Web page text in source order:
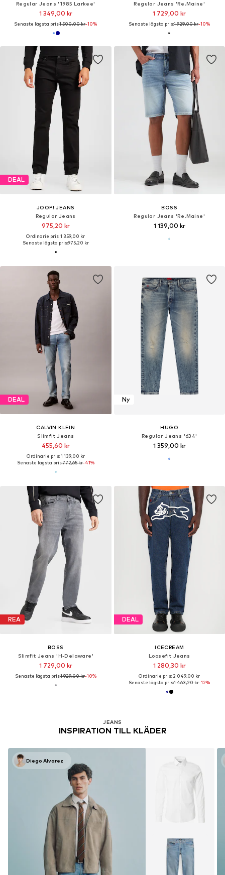
Regular Jeans '1985 Larkee'
1 349,00 kr
Senaste lägsta pris:1 500,00 kr-10%
Regular Jeans 'Re.Maine'
1 729,00 kr
Senaste lägsta pris:1 929,00 kr-10%
DEAL
JOOP! JEANS
Regular Jeans
975,20 kr
Ordinarie pris: 1 359,00 kr
Senaste lägsta pris:975,20 kr
BOSS
Regular Jeans 'Re.Maine'
1 139,00 kr
DEAL
CALVIN KLEIN
Slimfit Jeans
455,60 kr
Ordinarie pris: 1 139,00 kr
Senaste lägsta pris:772,65 kr-41%
Ny
HUGO
Regular Jeans '634'
1 359,00 kr
REA
BOSS
Slimfit Jeans 'H-Delaware'
1 729,00 kr
Senaste lägsta pris:1 929,00 kr-10%
JEANS
INSPIRATION TILL KLÄDER
Diego Alvarez
DEAL
ICECREAM
Loosefit Jeans
1 280,30 kr
Ordinarie pris: 2 049,00 kr
Senaste lägsta pris:1 463,20 kr-12%